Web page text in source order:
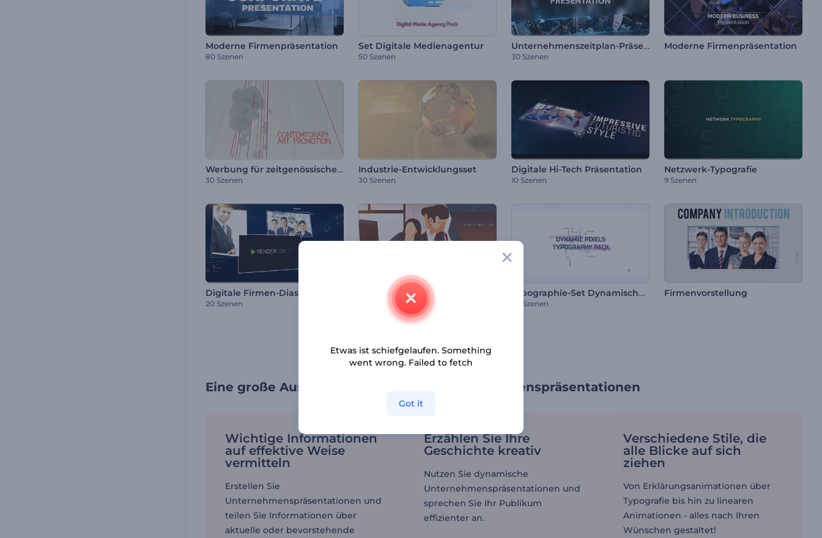
Moderne Firmenpräsentation
80 Szenen
Set Digitale Medienagentur
50 Szenen
Unternehmenszeitplan-Präsentation
30 Szenen
Moderne Firmenpräsentation
Werbung für zeitgenössische Kunst
30 Szenen
Industrie-Entwicklungsset
30 Szenen
Digitale Hi-Tech Präsentation
10 Szenen
Netzwerk-Typografie
9 Szenen
Digitale Firmen-Diashow
20 Szenen
Animierte Firmenwerbung
20 Szenen
Typographie-Set Dynamische Pixel
20 Szenen
Firmenvorstellung
Eine große Auswahl an Vorlagen für Unternehmenspräsentationen
Wichtige Informationen
auf effektive Weise
vermitteln
Erstellen Sie
Unternehmenspräsentationen und
teilen Sie Informationen über
aktuelle oder bevorstehende
Erzählen Sie Ihre
Geschichte kreativ
Nutzen Sie dynamische
Unternehmenspräsentationen und
sprechen Sie Ihr Publikum
effizienter an.
Verschiedene Stile, die
alle Blicke auf sich
ziehen
Von Erklärungsanimationen über
Typografie bis hin zu linearen
Animationen - alles nach Ihren
Wünschen gestaltet!
Etwas ist schiefgelaufen. Something
went wrong. Failed to fetch
Got it